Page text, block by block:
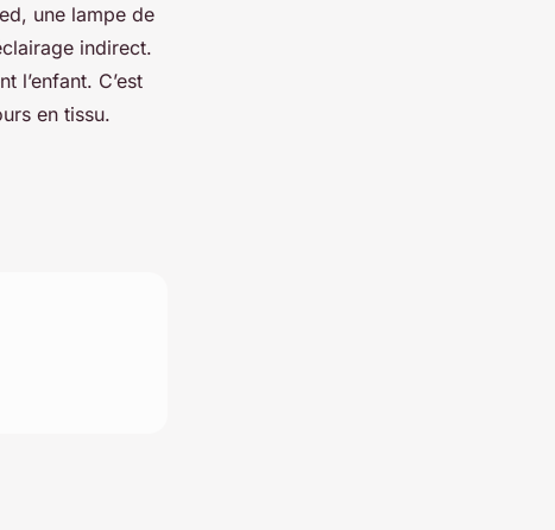
une lampe de
indirect.
l’enfant. C’est
en tissu.